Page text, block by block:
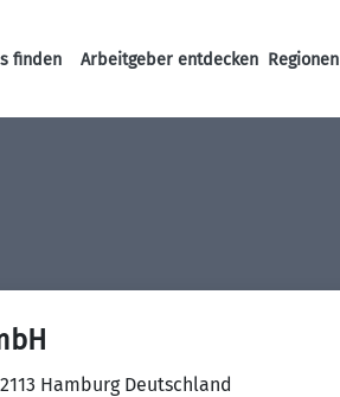
Haupt-Navigation
finden Arbeitgeber entdecken Regionen
Hamburg Deutschland